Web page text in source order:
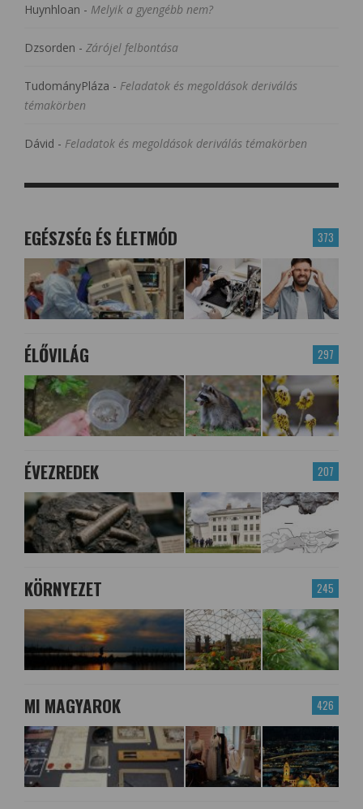
Huynhloan - Melyik a gyengébb nem?
Dzsorden - Zárójel felbontása
TudományPláza - Feladatok és megoldások deriválás
témakörben
Dávid - Feladatok és megoldások deriválás témakörben
373
EGÉSZSÉG ÉS ÉLETMÓD
297
ÉLŐVILÁG
207
ÉVEZREDEK
245
KÖRNYEZET
426
MI MAGYAROK